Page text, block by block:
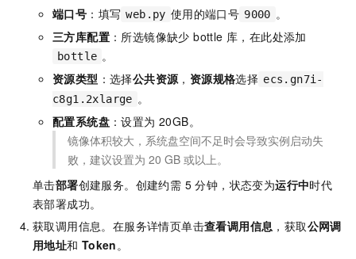
端口号 ：填写 web.py 使用的端口号 9000 。
三方库配置 ：所选镜像缺少 bottle 库，在此处添加
bottle 。
资源类型 ：选择公共资源， 资源规格选择 ecs.gn7i-
c8g1.2xlarge 。
配置系统盘 ：设置为 20GB。
镜像体积较大，系统盘空间不足时会导致实例启动失
败，建议设置为 20 GB 或以上。
单击部署创建服务。创建约需 5 分钟，状态变为运行中时代
表部署成功。
获取调用信息。在服务详情页单击查看调用信息 ，获取公网调
用地址和 Token。